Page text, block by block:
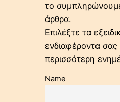
το
άρθρα.
Επιλέξτε τα
ενδιαφέροντα σας
περισσότερη
Name